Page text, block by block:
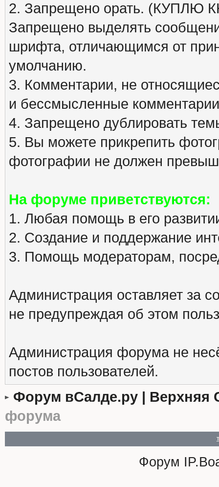
2. Запрещено орать. (КУПЛЮ
Запрещено выделять
шрифта, отличающимся от
умолчанию.
3. Комментарии, не
и бессмысленные
4. Запрещено дублировать
5. Вы можете прикрепить
фотографии не должен
На форуме приветствуются:
1. Любая помощь в его
2. Создание и поддержание
3. Помощь модераторам,
Администрация оставляет за
не предупреждая об этом
Администрация форума не
постов пользователей.
Форум вСалде.ру | Верхняя
форума
Форум